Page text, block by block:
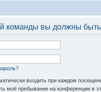
команды вы должны
входить при каждом
моё пребывание на конференции в